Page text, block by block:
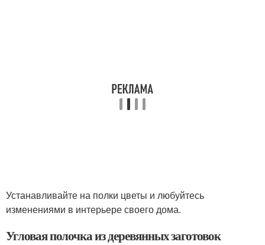
Устанавливайте на полки цветы и любуйтесь
изменениями в интерьере своего дома.
Угловая полочка из деревянных заготовок